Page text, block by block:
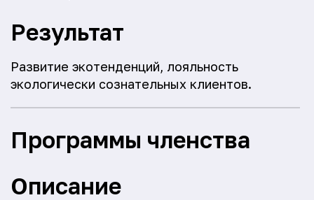
Результат
Развитие экотенденций, лояльность
экологически сознательных клиентов.
Программы членства
Описание